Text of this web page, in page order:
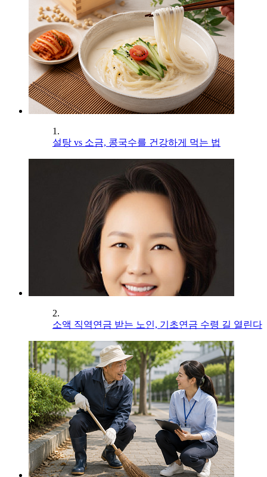
1.
설탕 vs 소금, 콩국수를 건강하게 먹는 법
2.
소액 직역연금 받는 노인, 기초연금 수령 길 열린다